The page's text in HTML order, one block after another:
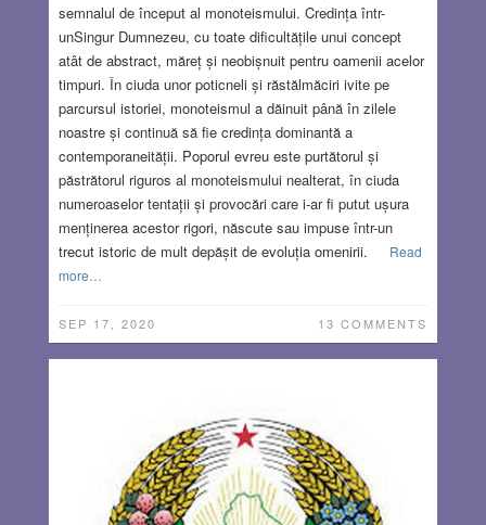
semnalul de început al monoteismului. Credința într-
unSingur Dumnezeu, cu toate dificultățile unui concept
atât de abstract, măreț și neobișnuit pentru oamenii acelor
timpuri. În ciuda unor poticneli și răstălmăciri ivite pe
parcursul istoriei, monoteismul a dăinuit până în zilele
noastre și continuă să fie credința dominantă a
contemporaneității. Poporul evreu este purtătorul și
păstrătorul riguros al monoteismului nealterat, în ciuda
numeroaselor tentații și provocări care i-ar fi putut ușura
menținerea acestor rigori, născute sau impuse într-un
trecut istoric de mult depășit de evoluția omenirii.
Read
more…
SEP 17, 2020 13 COMMENTS